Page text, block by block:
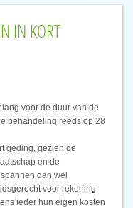
IN KORT
voor de duur van de
behandeling reeds op 28
geding, gezien de
en de
dan wel
voor rekening
ieder hun eigen kosten